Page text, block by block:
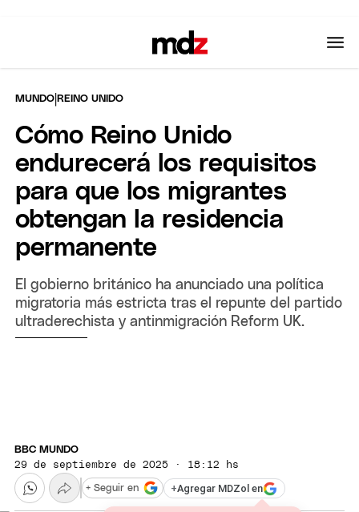
MUNDO |REINO UNIDO
Cómo Reino Unido
endurecerá los requisitos
para que los migrantes
obtengan la residencia
permanente
El gobierno británico ha anunciado una política
migratoria más estricta tras el repunte del partido
ultraderechista y antinmigración Reform UK.
BBC MUNDO
29 de septiembre de 2025 · 18:12 hs
+Agregar MDZol en
+ Seguir en